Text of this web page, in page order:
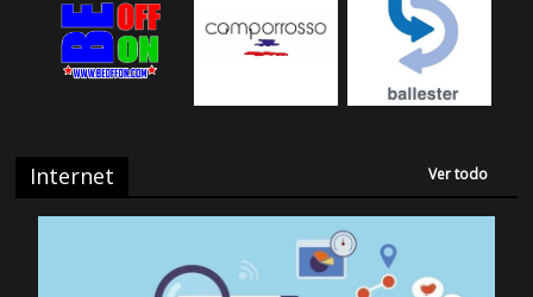
Internet Ver todo